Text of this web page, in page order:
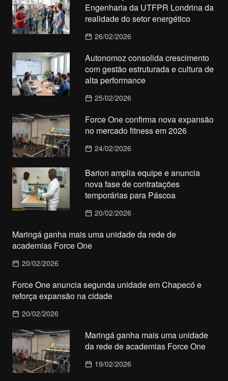
Engenharia da UTFPR Londrina da
realidade do setor energético
26/02/2026
Autonomoz consolida crescimento
com gestão estruturada e cultura de
alta performance
25/02/2026
Force One confirma nova expansão
no mercado fitness em 2026
24/02/2026
Barion amplia equipe e anuncia
nova fase de contratações
temporárias para Páscoa
20/02/2026
Maringá ganha mais uma unidade da rede de
academias Force One
20/02/2026
Force One anuncia segunda unidade em Chapecó e
reforça expansão na cidade
20/02/2026
Maringá ganha mais uma unidade
da rede de academias Force One
19/02/2026